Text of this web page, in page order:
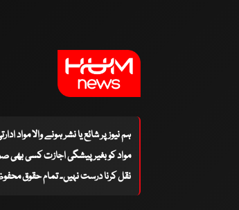
ہم نیوز پر شائع یا نشر ہونے والا مواد
مواد کو بغیر پیشگی اجازت کسی بھی
نقل کرنا درست نہیں۔ تمام حقوق محفوظ